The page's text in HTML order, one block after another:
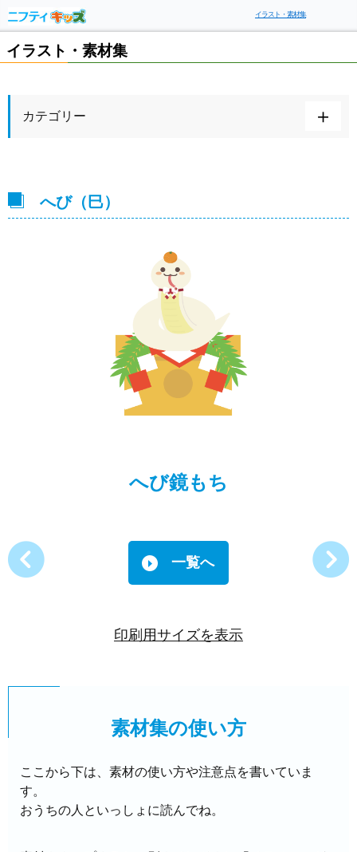
イラスト・素材集
イラスト・素材集
カテゴリー
へび（巳）
へび鏡もち
一覧へ
印刷用サイズを表示
素材集の使い方
ここから下は、素材の使い方や注意点を書いていま
す。
おうちの人といっしょに読んでね。